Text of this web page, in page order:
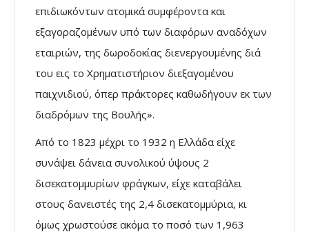
επιδιωκόντων ατοµικά συµφέροντα και
εξαγοραζοµένων υπό των διαφόρων αναδόχων
εταιριών, της δωροδοκίας διενεργουµένης διά
του εις το Χρηµατιστήριον διεξαγοµένου
παιχνιδιού, όπερ πράκτορες καθωδήγουν εκ των
διαδρόµων της Βουλής».
Από το 1823 µέχρι το 1932 η Ελλάδα είχε
συνάψει δάνεια συνολικού ύψους 2
δισεκατοµµυρίων φράγκων, είχε καταβάλει
στους δανειστές της 2,4 δισεκατοµµύρια, κι
όµως χρωστούσε ακόµα το ποσό των 1,963